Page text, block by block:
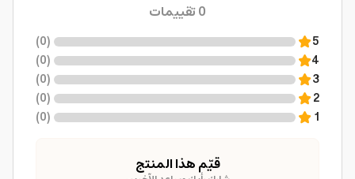
0تقييمات
5
(
0
)
4
(
0
)
3
(
0
)
2
(
0
)
1
(
0
)
قيّم هذا المنتج